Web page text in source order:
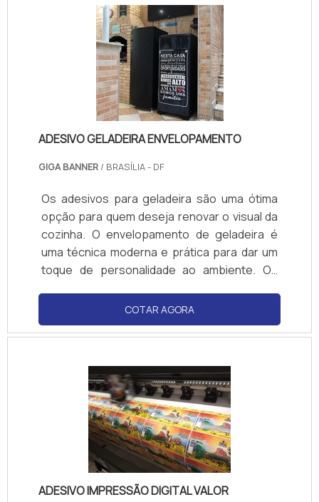
um ambiente único e moderno.
ADESIVO GELADEIRA ENVELOPAMENTO
GIGA BANNER / BRASÍLIA - DF
Os adesivos para geladeira são uma ótima
opção para quem deseja renovar o visual da
cozinha. O envelopamento de geladeira é
uma técnica moderna e prática para dar um
toque de personalidade ao ambiente. Os
ser facilmente aplicados. Além disso, são
resistentes à água e ao calor, o que garante
que a decoração dure por muito tempo. Com
um ambiente único e moderno.
COTAR AGORA
ADESIVO IMPRESSÃO DIGITAL VALOR